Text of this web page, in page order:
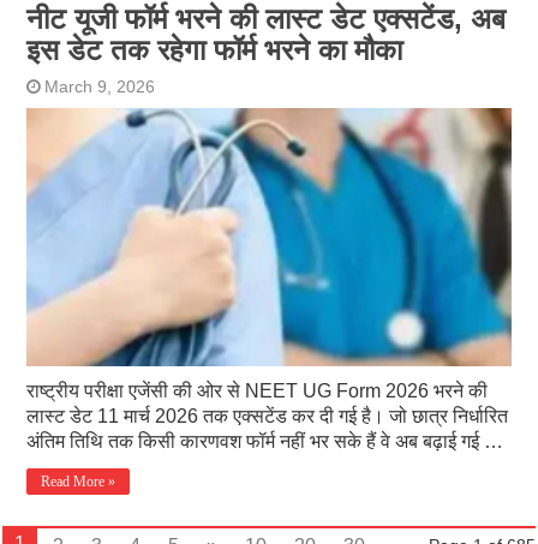
नीट यूजी फॉर्म भरने की लास्ट डेट एक्सटेंड, अब
इस डेट तक रहेगा फॉर्म भरने का मौका
March 9, 2026
राष्ट्रीय परीक्षा एजेंसी की ओर से NEET UG Form 2026 भरने की
लास्ट डेट 11 मार्च 2026 तक एक्सटेंड कर दी गई है। जो छात्र निर्धारित
अंतिम तिथि तक किसी कारणवश फॉर्म नहीं भर सके हैं वे अब बढ़ाई गई …
Read More »